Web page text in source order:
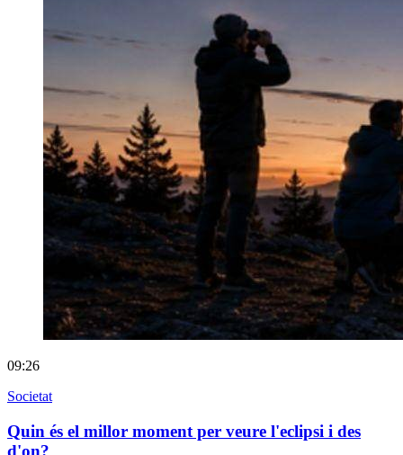
09:26
Societat
Quin és el millor moment per veure l'eclipsi i des
d'on?